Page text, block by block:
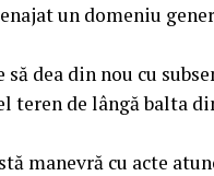
un domeniu
dea din nou cu
teren de lângă balta
manevră cu acte